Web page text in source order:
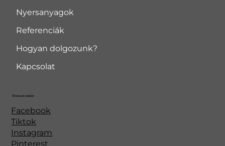
Nyersanyagok
Referenciák
Hogyan dolgozunk?
Kapcsolat
Facebook
Tiktok
Instagram
Pinterest
Kövessen minket